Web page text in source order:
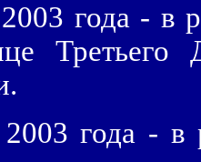
года - в
2003 года -